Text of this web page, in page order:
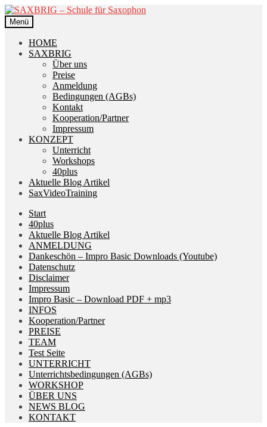
Zur
Navigation
springen
Zum
Inhalt
springen
Menü
HOME
SAXBRIG
Über uns
Preise
Anmeldung
Bedingungen (AGBs)
Kontakt
Kooperation/Partner
Impressum
KONZEPT
Unterricht
Workshops
40plus
Aktuelle Blog Artikel
SaxVideoTraining
Start
40plus
Aktuelle Blog Artikel
ANMELDUNG
Dankeschön – Impro Basic Downloads (Youtube)
Datenschutz
Disclaimer
Impressum
Impro Basic – Download PDF + mp3
INFOS
Kooperation/Partner
PREISE
TEAM
Test Seite
UNTERRICHT
Unterrichtsbedingungen (AGBs)
WORKSHOP
ÜBER UNS
NEWS BLOG
KONTAKT